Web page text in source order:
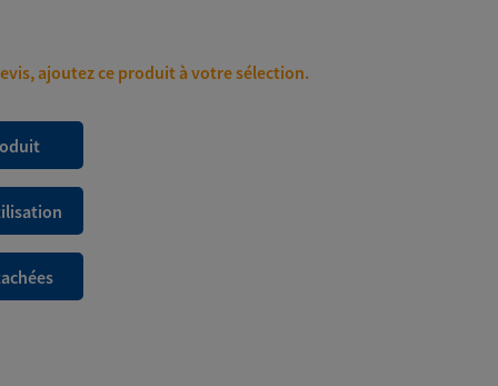
14
ajoutez ce produit à votre sélection.